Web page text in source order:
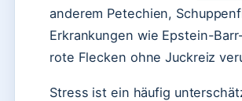
anderem Petechien,
Erkrankungen wie Epstein-
rote Flecken ohne Juckreiz
Stress ist ein häufig